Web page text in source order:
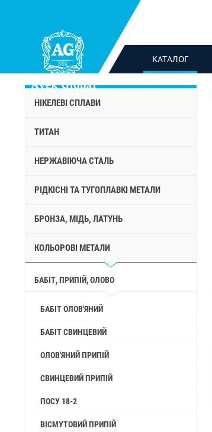
КАТАЛОГ
НІКЕЛЕВІ СПЛАВИ
ТИТАН
НЕРЖАВІЮЧА СТАЛЬ
РІДКІСНІ ТА ТУГОПЛАВКІ МЕТАЛИ
БРОНЗА, МІДЬ, ЛАТУНЬ
КОЛЬОРОВІ МЕТАЛИ
БАБІТ, ПРИПІЙ, ОЛОВО
БАБІТ ОЛОВ'ЯНИЙ
БАБІТ СВИНЦЕВИЙ
ОЛОВ'ЯНИЙ ПРИПІЙ
СВИНЦЕВИЙ ПРИПІЙ
ПОСУ 18-2
ВІСМУТОВИЙ ПРИПІЙ